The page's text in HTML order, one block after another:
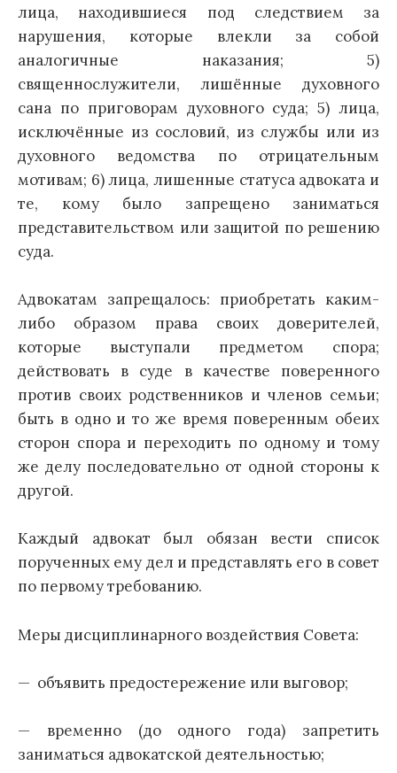
лица, находившиеся под следствием за
нарушения, которые влекли за собой
аналогичные наказания; 5)
священнослужители, лишённые духовного
сана по приговорам духовного суда; 5) лица,
исключённые из сословий, из службы или из
духовного ведомства по отрицательным
мотивам; 6) лица, лишенные статуса адвоката и
те, кому было запрещено заниматься
представительством или защитой по решению
суда.
Адвокатам запрещалось: приобретать каким-
либо образом права своих доверителей,
которые выступали предметом спора;
действовать в суде в качестве поверенного
против своих родственников и членов семьи;
быть в одно и то же время поверенным обеих
сторон спора и переходить по одному и тому
же делу последовательно от одной стороны к
другой.
Каждый адвокат был обязан вести список
порученных ему дел и представлять его в совет
по первому требованию.
Меры дисциплинарного воздействия Совета:
— объявить предостережение или выговор;
— временно (до одного года) запретить
заниматься адвокатской деятельностью;